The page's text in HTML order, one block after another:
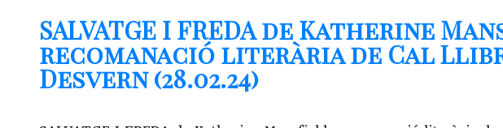
SALVATGE I FREDA de Katherine
recomanació literària de Cal
Desvern (28.02.24)